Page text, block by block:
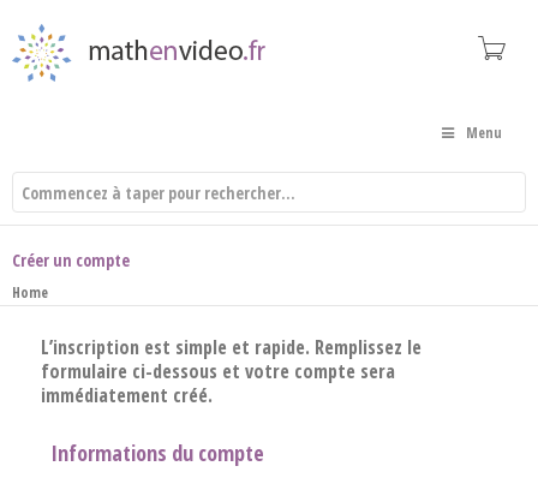
Menu
Créer un compte
Home
L’inscription est simple et rapide. Remplissez le
formulaire ci-dessous et votre compte sera
immédiatement créé.
Informations du compte